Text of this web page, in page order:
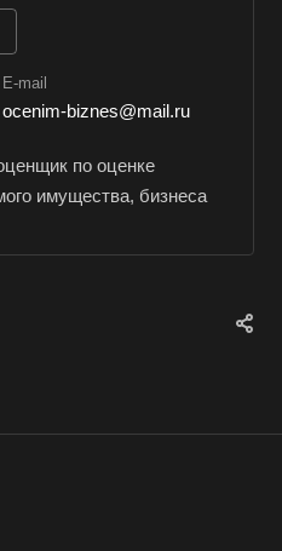
E-mail
ocenim-biznes@mail.ru
по оценке
имущества, бизнеса